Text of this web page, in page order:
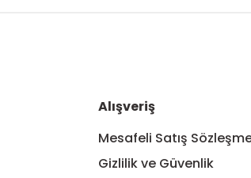
Alışveriş
Mesafeli Satış
Gizlilik ve Güvenlik